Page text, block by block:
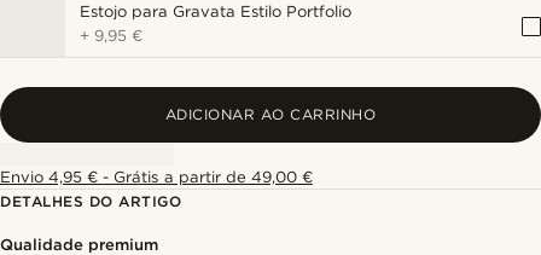
Estojo para Gravata Estilo Portfolio
+ 9,95 €
ADICIONAR AO CARRINHO
Envio 4,95 € - Grátis a partir de 49,00 €
DETALHES DO ARTIGO
Qualidade premium